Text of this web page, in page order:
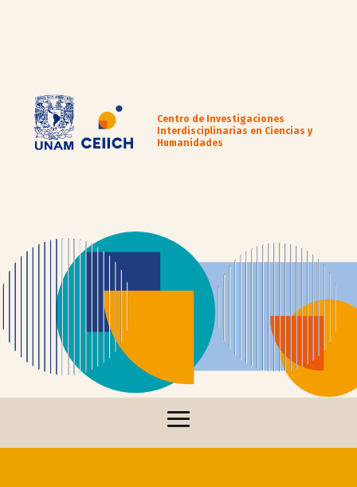
Centro de Investigaciones
Interdisciplinarias en Ciencias y
Humanidades